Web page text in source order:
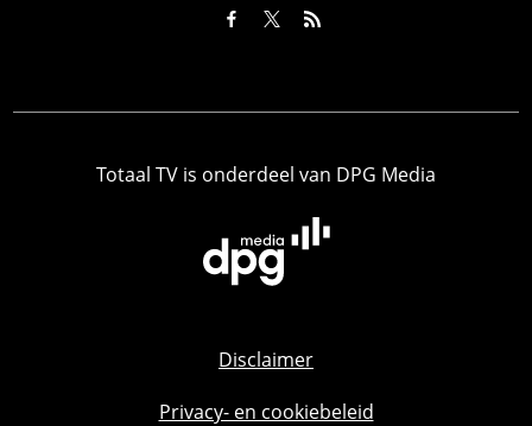
Totaal TV is onderdeel van DPG Media
Disclaimer
Privacy- en cookiebeleid